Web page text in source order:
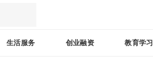
生活服务 创业融资 教育学习